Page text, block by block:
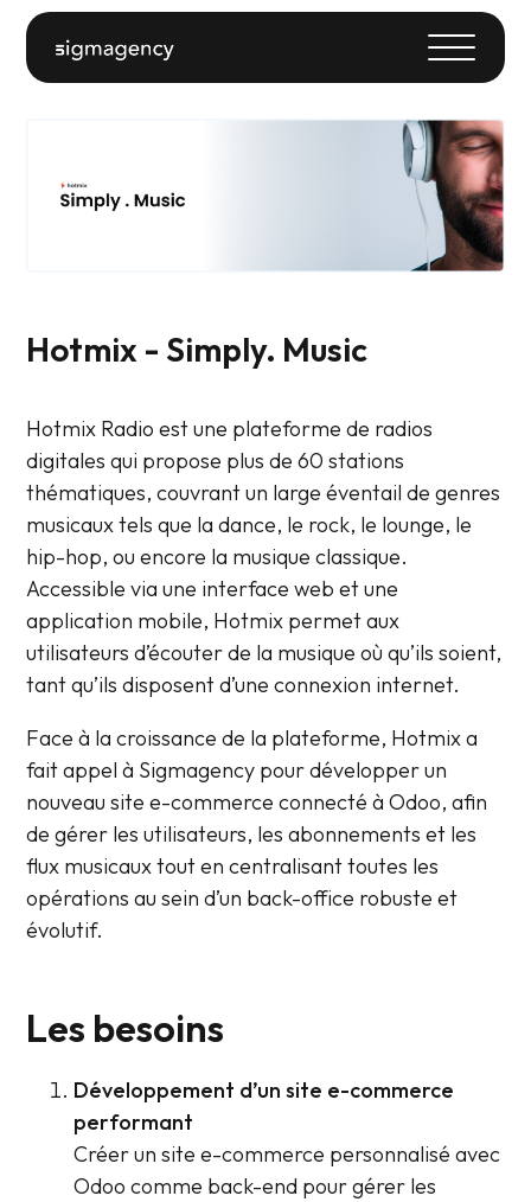
Hotmix - Simply. Music
Hotmix Radio est une plateforme de radios
digitales qui propose plus de 60 stations
thématiques, couvrant un large éventail de genres
musicaux tels que la dance, le rock, le lounge, le
hip-hop, ou encore la musique classique.
Accessible via une interface web et une
application mobile, Hotmix permet aux
utilisateurs d’écouter de la musique où qu’ils soient,
tant qu’ils disposent d’une connexion internet.
Face à la croissance de la plateforme, Hotmix a
fait appel à Sigmagency pour développer un
nouveau site e-commerce connecté à Odoo, afin
de gérer les utilisateurs, les abonnements et les
flux musicaux tout en centralisant toutes les
opérations au sein d’un back-office robuste et
évolutif.
Les besoins
Développement d’un site e-commerce
performant
Créer un site e-commerce personnalisé avec
Odoo comme back-end pour gérer les